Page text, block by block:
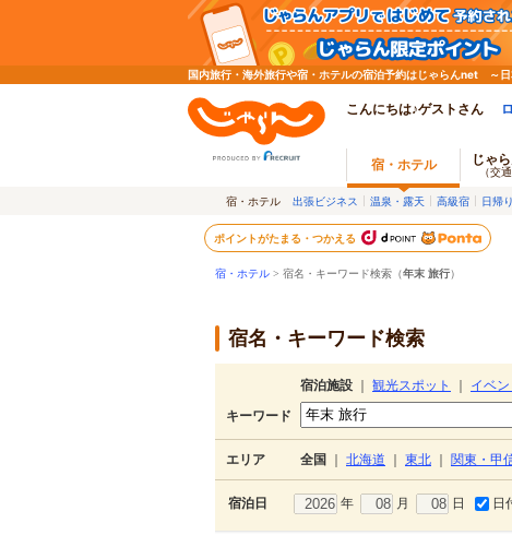
国内旅行・海外旅行や宿・ホテルの宿泊予約はじゃらんnet ～
こんにちは♪ゲストさん
宿・ホテル じゃ
（交
宿・ホテル 出張ビジネス 温泉・露天 高級宿 日帰
ポイントがたまる・つかえる
宿・ホテル > 宿名・キーワード検索（年末 旅行）
宿名・キーワード検索
宿泊施設 観光スポット
イベン
キーワード
エリア 全国 北海道 東北 関東・甲
宿泊日 年 月 日 日